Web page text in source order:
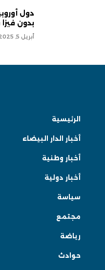
دول
بدون فيزا في
أبريل 5, 2025
الرئيسية
أخبار الدار البيضاء
أخبار وطنية
أخبار دولية
سياسة
مجتمع
رياضة
حوادث